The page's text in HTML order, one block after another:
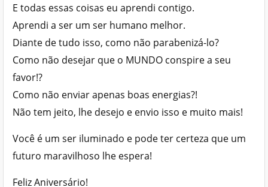
E todas essas coisas eu aprendi contigo.
Aprendi a ser um ser humano melhor.
Diante de tudo isso, como não parabenizá-lo?
Como não desejar que o MUNDO conspire a seu
favor!?
Como não enviar apenas boas energias?!
Não tem jeito, lhe desejo e envio isso e muito mais!
Você é um ser iluminado e pode ter certeza que um
futuro maravilhoso lhe espera!
Feliz Aniversário!